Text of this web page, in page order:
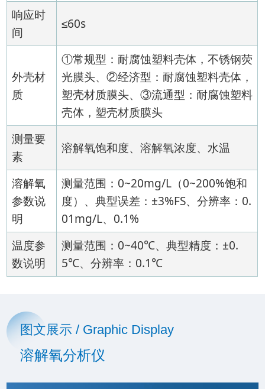
响应时
间
≤60s
外壳材
质
①常规型：耐腐蚀塑料壳体，不锈钢荧
光膜头、②经济型：耐腐蚀塑料壳体，
塑壳材质膜头、③流通型：耐腐蚀塑料
壳体，塑壳材质膜头
测量要
素
溶解氧饱和度、溶解氧浓度、水温
溶解氧
参数说
明
测量范围：0~20mg/L（0~200%饱和
度）、典型误差：±3%FS、分辨率：0.
01mg/L、0.1%
温度参
数说明
测量范围：0~40℃、典型精度：±0.
5℃、分辨率：0.1℃
图文展示 / Graphic Display
溶解氧分析仪